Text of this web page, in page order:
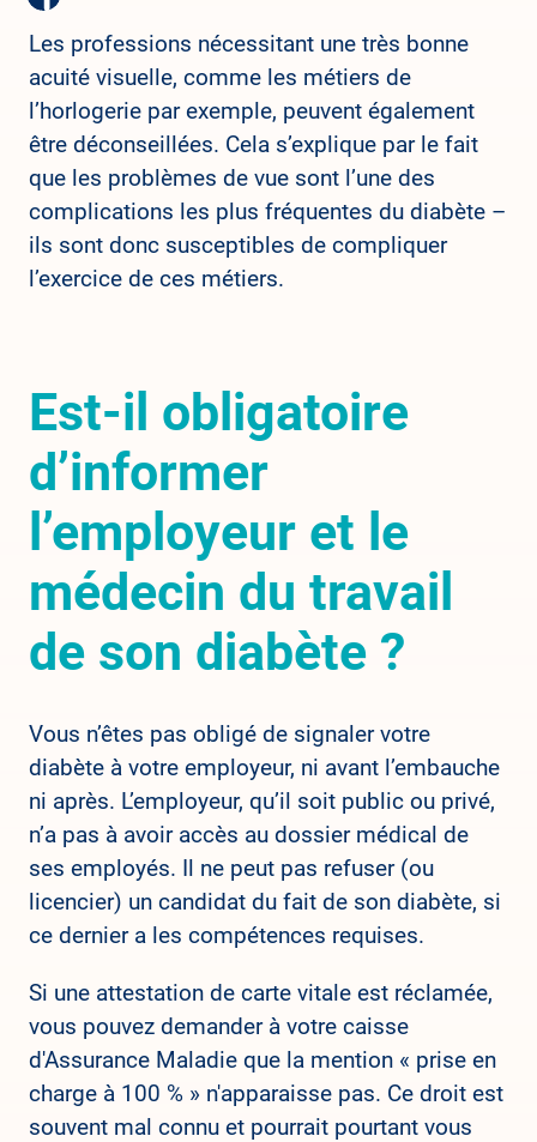
Les professions nécessitant une très bonne
acuité visuelle, comme les métiers de
l’horlogerie par exemple, peuvent également
être déconseillées. Cela s’explique par le fait
que les problèmes de vue sont l’une des
complications les plus fréquentes du diabète –
ils sont donc susceptibles de compliquer
l’exercice de ces métiers.
Est-il obligatoire
d’informer
l’employeur et le
médecin du travail
de son diabète ?
Vous n’êtes pas obligé de signaler votre
diabète à votre employeur, ni avant l’embauche
ni après. L’employeur, qu’il soit public ou privé,
n’a pas à avoir accès au dossier médical de
ses employés. Il ne peut pas refuser (ou
licencier) un candidat du fait de son diabète, si
ce dernier a les compétences requises.
Si une attestation de carte vitale est réclamée,
vous pouvez demander à votre caisse
d'Assurance Maladie que la mention « prise en
charge à 100 % » n'apparaisse pas. Ce droit est
souvent mal connu et pourrait pourtant vous